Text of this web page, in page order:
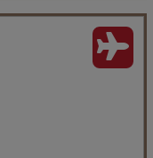
****